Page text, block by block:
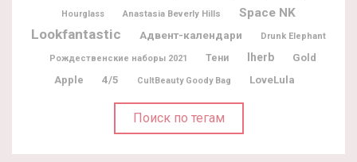
Hourglass Anastasia Beverly Hills Space NK
Lookfantastic Адвент-календари Drunk Elephant
Рождественские наборы 2021 Тени Iherb
Gold
Apple
4/5 CultBeauty Goody Bag LoveLula
Поиск по тегам